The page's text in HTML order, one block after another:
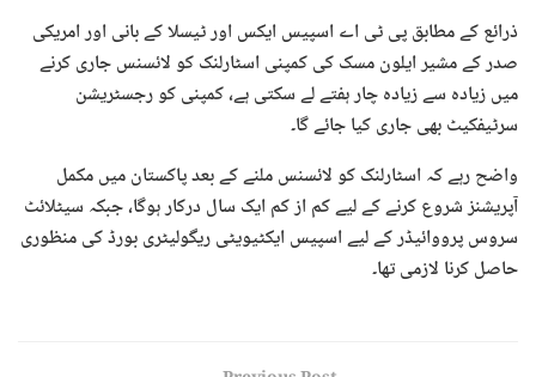
ذرائع کے مطابق پی ٹی اے اسپیس ایکس اور ٹیسلا کے بانی اور امریکی
صدر کے مشیر ایلون مسک کی کمپنی اسٹارلنک کو لائسنس جاری کرنے
میں زیادہ سے زیادہ چار ہفتے لے سکتی ہے، کمپنی کو رجسٹریشن
سرٹیفکیٹ بھی جاری کیا جائے گا۔
واضح رہے کہ اسٹارلنک کو لائسنس ملنے کے بعد پاکستان میں مکمل
آپریشنز شروع کرنے کے لیے کم از کم ایک سال درکار ہوگا، جبکہ سیٹلائٹ
سروس پرووائیڈر کے لیے اسپیس ایکٹیویٹی ریگولیٹری بورڈ کی منظوری
حاصل کرنا لازمی تھا۔